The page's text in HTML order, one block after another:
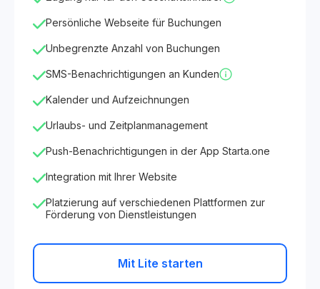
Persönliche Webseite für Buchungen
Unbegrenzte Anzahl von Buchungen
SMS-Benachrichtigungen an Kunden
Kalender und Aufzeichnungen
Urlaubs- und Zeitplanmanagement
Push-Benachrichtigungen in der App Starta.one
Integration mit Ihrer Website
Platzierung auf verschiedenen Plattformen zur
Förderung von Dienstleistungen
Mit Lite starten